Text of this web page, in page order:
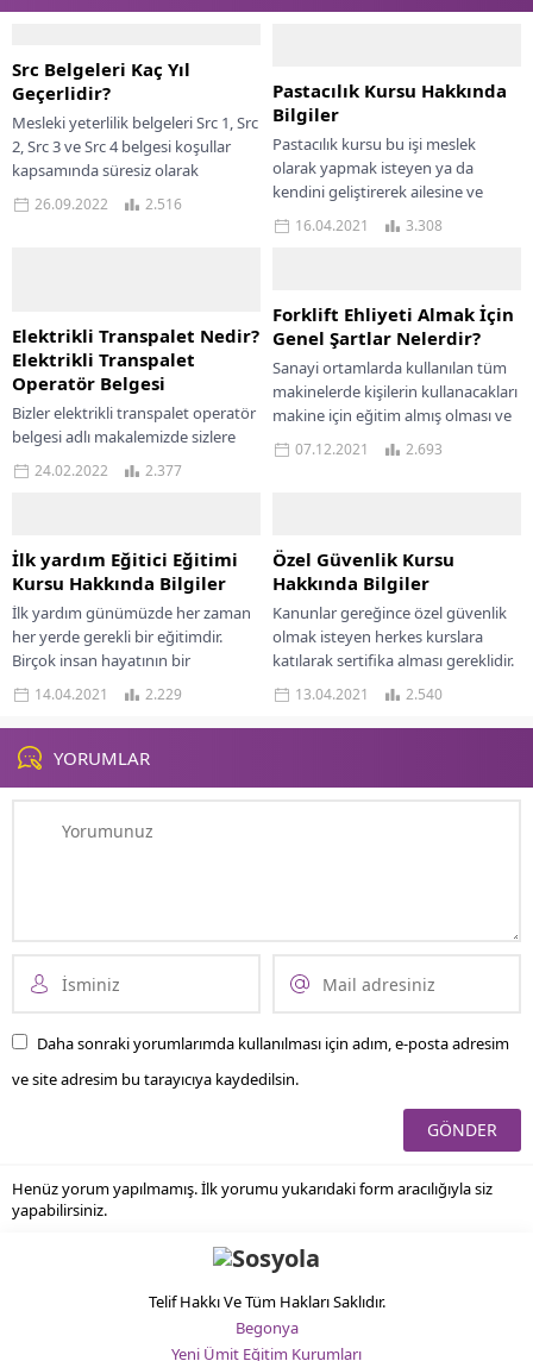
Src Belgeleri Kaç Yıl
Geçerlidir?
Mesleki yeterlilik belgeleri Src 1, Src
2, Src 3 ve Src 4 belgesi koşullar
kapsamında süresiz olarak
verilmektedir. Sadece Src...
26.09.2022 2.516
Pastacılık Kursu Hakkında
Bilgiler
Pastacılık kursu bu işi meslek
olarak yapmak isteyen ya da
kendini geliştirerek ailesine ve
çevresine farklı lezzetler yaparak
tattırmak isteyenlerin...
16.04.2021 3.308
Elektrikli Transpalet Nedir?
Elektrikli Transpalet
Operatör Belgesi
Bizler elektrikli transpalet operatör
belgesi adlı makalemizde sizlere
paketli yükleri taşıma kolaylığı
sağlayan ve efor gücünü azaltan iş
24.02.2022 2.377
Forklift Ehliyeti Almak İçin
Genel Şartlar Nelerdir?
Sanayi ortamlarda kullanılan tüm
makinelerde kişilerin kullanacakları
makine için eğitim almış olması ve
ehliyete sahip olmaları gereklidir.
Bu anlamda sanayi...
07.12.2021 2.693
İlk yardım Eğitici Eğitimi
Kursu Hakkında Bilgiler
İlk yardım günümüzde her zaman
her yerde gerekli bir eğitimdir.
Birçok insan hayatının bir
döneminde ilkyardıma ihtiyaç
duymuştur. İlk yardım...
14.04.2021 2.229
Özel Güvenlik Kursu
Hakkında Bilgiler
Kanunlar gereğince özel güvenlik
olmak isteyen herkes kurslara
katılarak sertifika alması gereklidir.
Bu sebeple de kurslara katılmak
için bazı şartlar...
13.04.2021 2.540
YORUMLAR
Daha sonraki yorumlarımda kullanılması için adım, e-posta adresim
ve site adresim bu tarayıcıya kaydedilsin.
Henüz yorum yapılmamış. İlk yorumu yukarıdaki form aracılığıyla siz
yapabilirsiniz.
Telif Hakkı Ve Tüm Hakları Saklıdır.
Begonya
Yeni Ümit Eğitim Kurumları